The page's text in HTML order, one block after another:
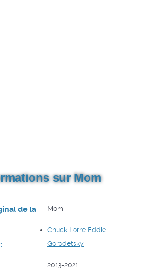
sur Mom
de la
Mom
Chuck Lorre Eddie
Gorodetsky
2013-2021